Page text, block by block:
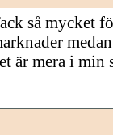
så mycket
är mera i min